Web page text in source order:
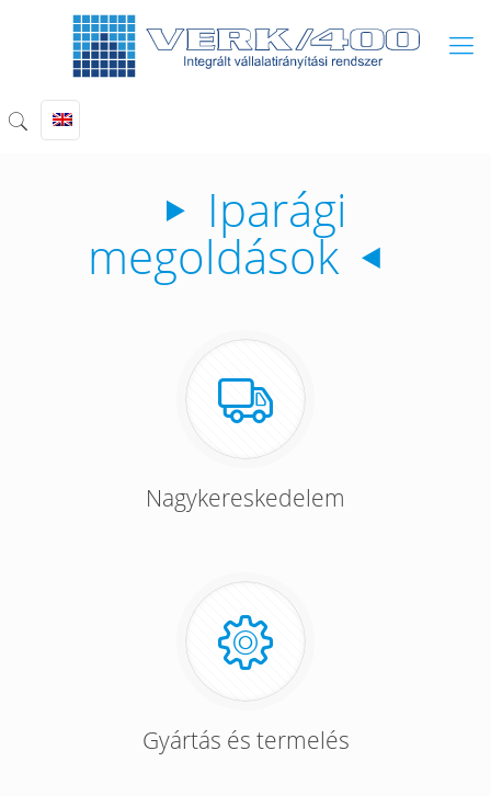
Iparági
megoldások
Nagykereskedelem
Gyártás és termelés